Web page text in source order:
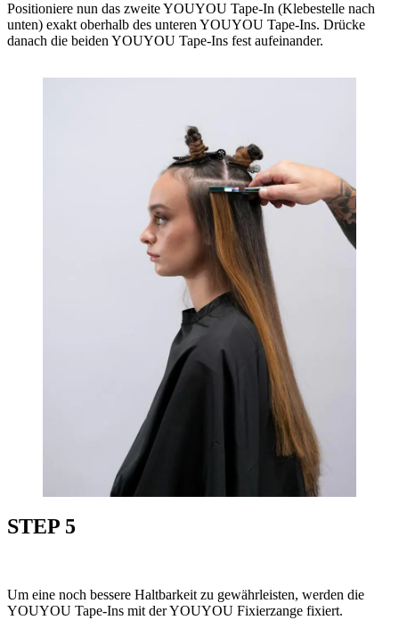
Positioniere nun das zweite YOUYOU Tape-In (Klebestelle nach
unten) exakt oberhalb des unteren YOUYOU Tape-Ins. Drücke
danach die beiden YOUYOU Tape-Ins fest aufeinander.
STEP 5
Um eine noch bessere Haltbarkeit zu gewährleisten, werden die
YOUYOU Tape-Ins mit der YOUYOU Fixierzange fixiert.